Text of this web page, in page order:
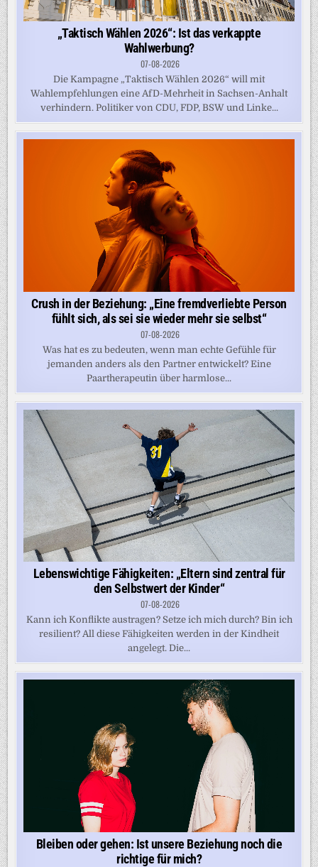
„Taktisch Wählen 2026“: Ist das verkappte
Wahlwerbung?
07-08-2026
Die Kampagne „Taktisch Wählen 2026“ will mit
Wahlempfehlungen eine AfD-Mehrheit in Sachsen-Anhalt
verhindern. Politiker von CDU, FDP, BSW und Linke...
Crush in der Beziehung: „Eine fremdverliebte Person
fühlt sich, als sei sie wieder mehr sie selbst“
07-08-2026
Was hat es zu bedeuten, wenn man echte Gefühle für
jemanden anders als den Partner entwickelt? Eine
Paartherapeutin über harmlose...
Lebenswichtige Fähigkeiten: „Eltern sind zentral für
den Selbstwert der Kinder“
07-08-2026
Kann ich Konflikte austragen? Setze ich mich durch? Bin ich
resilient? All diese Fähigkeiten werden in der Kindheit
angelegt. Die...
Bleiben oder gehen: Ist unsere Beziehung noch die
richtige für mich?